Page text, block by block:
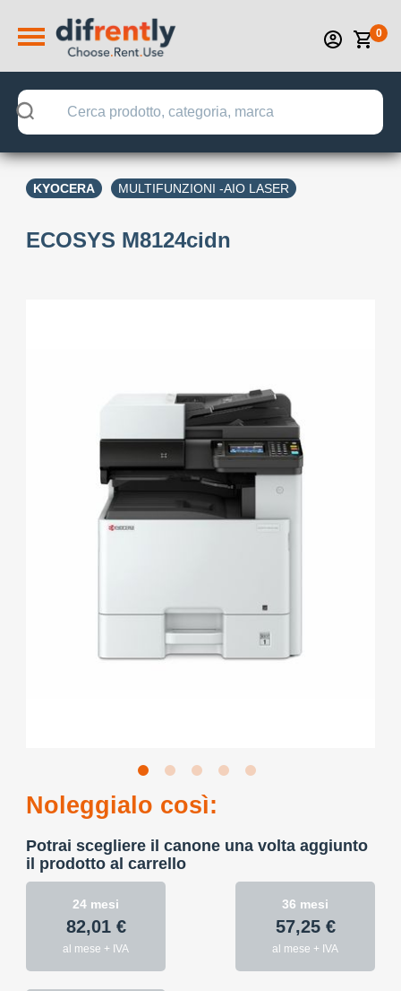
0
KYOCERA MULTIFUNZIONI -AIO LASER
ECOSYS M8124cidn
Noleggialo così:
Potrai scegliere il canone una volta aggiunto
il prodotto al carrello
24 mesi
82,01 €
al mese + IVA
36 mesi
57,25 €
al mese + IVA